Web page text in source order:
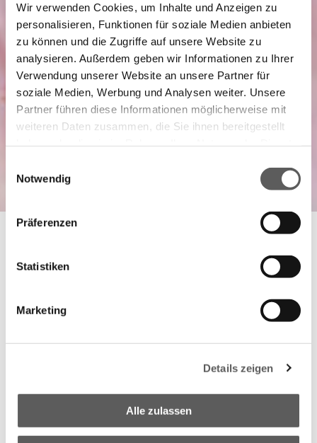
Wir verwenden Cookies, um Inhalte und Anzeigen zu
personalisieren, Funktionen für soziale Medien anbieten
zu können und die Zugriffe auf unsere Website zu
analysieren. Außerdem geben wir Informationen zu Ihrer
Verwendung unserer Website an unsere Partner für
soziale Medien, Werbung und Analysen weiter. Unsere
Partner führen diese Informationen möglicherweise mit
weiteren Daten zusammen, die Sie ihnen bereitgestellt
Notwendig
Präferenzen
Statistiken
Marketing
Details zeigen
Alle zulassen
Die Produkte von TEAM DR JOSEPH verbinden
Hightech Natural Cosmetics mit sorgfältig
stärkt und ihre natürliche Balance respektiert.